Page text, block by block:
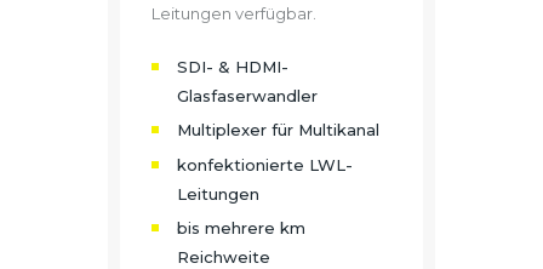
Leitungen verfügbar.
SDI- & HDMI-
Glasfaserwandler
Multiplexer für Multikanal
konfektionierte LWL-
Leitungen
bis mehrere km
Reichweite